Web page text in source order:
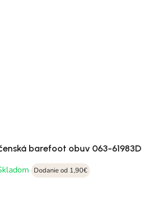
barefoot obuv 063-61983D
Dodanie od 1,90€